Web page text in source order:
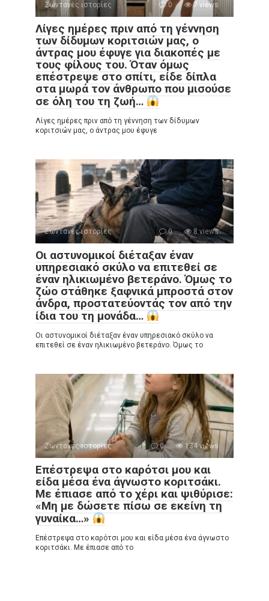
Ζωντανές ιστορίες 0 7 views
Λίγες ημέρες πριν από τη γέννηση
των δίδυμων κοριτσιών μας, ο
άντρας μου έφυγε για διακοπές με
τους φίλους του. Όταν όμως
επέστρεψε στο σπίτι, είδε δίπλα
στα μωρά τον άνθρωπο που μισούσε
σε όλη του τη ζωή…
Λίγες ημέρες πριν από τη γέννηση των δίδυμων
κοριτσιών μας, ο άντρας μου έφυγε
Ζωντανές ιστορίες 0 8 views
Οι αστυνομικοί διέταξαν έναν
υπηρεσιακό σκύλο να επιτεθεί σε
έναν ηλικιωμένο βετεράνο. Όμως το
ζώο στάθηκε ξαφνικά μπροστά στον
άνδρα, προστατεύοντάς τον από την
ίδια του τη μονάδα…
Οι αστυνομικοί διέταξαν έναν υπηρεσιακό σκύλο να
επιτεθεί σε έναν ηλικιωμένο βετεράνο. Όμως το
Ζωντανές ιστορίες 0 134 views
Επέστρεψα στο καρότσι μου και
είδα μέσα ένα άγνωστο κοριτσάκι.
Με έπιασε από το χέρι και ψιθύρισε:
«Μη με δώσετε πίσω σε εκείνη τη
γυναίκα…»
Επέστρεψα στο καρότσι μου και είδα μέσα ένα άγνωστο
κοριτσάκι. Με έπιασε από το